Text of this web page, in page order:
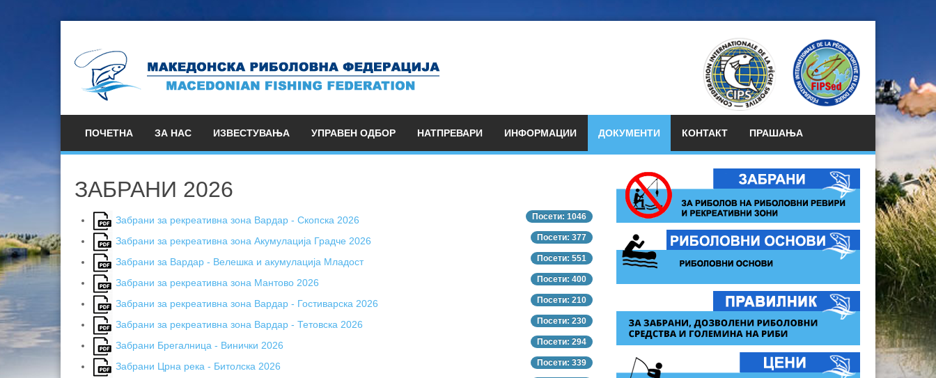
ПОЧЕТНА ЗА НАС ИЗВЕСТУВАЊА УПРАВЕН ОДБОР НАТПРЕВАРИ ИНФОРМАЦИИ ДОКУМЕНТИ КОНТАКТ ПРАШАЊА
ЗАБРАНИ 2026
Посети: 1046
Забрани за рекреативна зона Вардар - Скопска 2026
Посети: 377
Забрани за рекреативна зона Акумулација Градче 2026
Посети: 551
Забрани за Вардар - Велешка и акумулација Младост
Посети: 400
Забрани за рекреативна зона Мантово 2026
Посети: 210
Забрани за рекреативна зона Вардар - Гостиварска 2026
Посети: 230
Забрани за рекреативна зона Вардар - Тетовска 2026
Посети: 294
Забрани Брегалница - Винички 2026
Посети: 339
Забрани Црна река - Битолска 2026